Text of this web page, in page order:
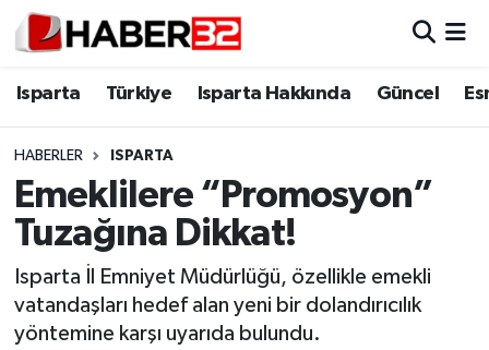
Isparta Türkiye Isparta Hakkında Güncel
HABERLER ISPARTA
Emeklilere “Promosyon”
Tuzağına Dikkat!
Isparta İl Emniyet Müdürlüğü, özellikle emekli
vatandaşları hedef alan yeni bir dolandırıcılık
yöntemine karşı uyarıda bulundu.
Isparta
Esnaf Diyor ki;
ASAYİŞ
BİLİM VE TEKNOLOJİ
Isparta Nöbetçi Eczaneler
Isparta Trafik Yoğunluk Haritası
Süper Lig Puan Durumu ve Fikstür
Tüm Manşetler